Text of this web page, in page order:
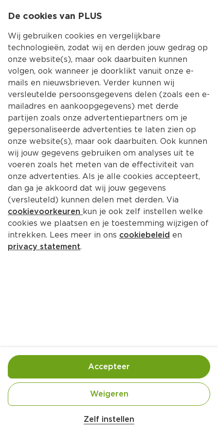
Kies jouw
Terug Producten
Mama's Maaltijden Spaghetti
Carbonara
Gebruik- en bewaarinstructies
Beneden 7° Celsius
De cookies van PLUS
Wij gebruiken cookies en vergelijkbare
technologieën, zodat wij en derden jouw gedrag op
onze website(s), maar ook daarbuiten kunnen
volgen, ook wanneer je doorklikt vanuit onze e-
mails en nieuwsbrieven. Verder kunnen wij
versleutelde persoonsgegevens delen (zoals een e-
mailadres en aankoopgegevens) met derde
partijen zoals onze advertentiepartners om je
gepersonaliseerde advertenties te laten zien op
onze website(s), maar ook daarbuiten. Ook kunnen
wij jouw gegevens gebruiken om analyses uit te
voeren zoals het meten van de effectiviteit van
onze advertenties. Als je alle cookies accepteert,
dan ga je akkoord dat wij jouw gegevens
(versleuteld) kunnen delen met derden. Via
cookievoorkeuren kun je ook zelf instellen welke
cookies we plaatsen en je toestemming wijzigen of
intrekken. Lees meer in ons cookiebeleid en
privacy statement.
Zelf instellen
Weigeren
Accepteer